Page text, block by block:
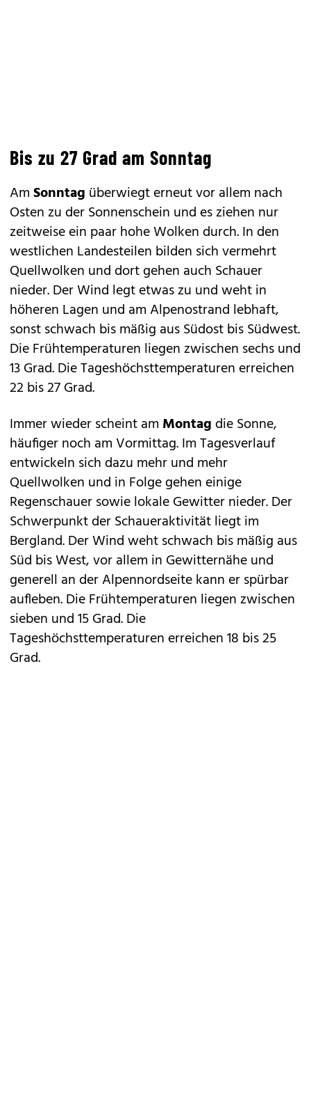
Bis zu 27 Grad am Sonntag
AmSonntag überwiegt erneut vor allem nach
Osten zu der Sonnenschein und es ziehen nur
zeitweise ein paar hohe Wolken durch. In den
westlichen Landesteilen bilden sich vermehrt
Quellwolken und dort gehen auch Schauer
nieder. Der Wind legt etwas zu und weht in
höheren Lagen und am Alpenostrand lebhaft,
sonst schwach bis mäßig aus Südost bis Südwest.
Die Frühtemperaturen liegen zwischen sechs und
13 Grad. Die Tageshöchsttemperaturen erreichen
22 bis 27 Grad.
Immer wieder scheint am Montagdie Sonne,
häufiger noch am Vormittag. Im Tagesverlauf
entwickeln sich dazu mehr und mehr
Quellwolken und in Folge gehen einige
Regenschauer sowie lokale Gewitter nieder. Der
Schwerpunkt der Schaueraktivität liegt im
Bergland. Der Wind weht schwach bis mäßig aus
Süd bis West, vor allem in Gewitternähe und
generell an der Alpennordseite kann er spürbar
aufleben. Die Frühtemperaturen liegen zwischen
sieben und 15 Grad. Die
Tageshöchsttemperaturen erreichen 18 bis 25
Grad.